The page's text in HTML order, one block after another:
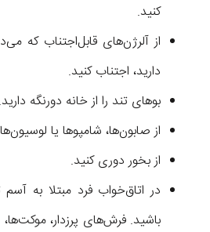
کنید.
از آلرژن‌های قابل‌اجتناب که
دارید، اجتناب کنید.
بو‌های تند را از خانه دورنگه دارید.
از صابون‌ها، شامپو‌ها یا
از بخور دوری کنید.
در اتاق‌خواب فرد مبتلا به
باشید. فرش‌های پرزدار،